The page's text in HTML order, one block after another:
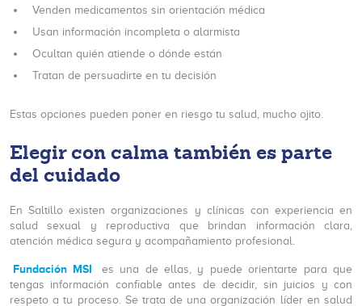
Venden medicamentos sin orientación médica
Usan información incompleta o alarmista
Ocultan quién atiende o dónde están
Tratan de persuadirte en tu decisión
Estas opciones pueden poner en riesgo tu salud, mucho ojito.
Elegir con calma también es parte
del cuidado
En Saltillo existen organizaciones y clínicas con experiencia en
salud sexual y reproductiva que brindan información clara,
atención médica segura y acompañamiento profesional.
Fundación MSI
es una de ellas, y puede orientarte para que
tengas información confiable antes de decidir, sin juicios y con
respeto a tu proceso. Se trata de una organización líder en salud